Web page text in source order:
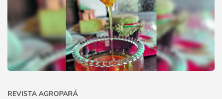
REVISTA AGROPARÁ